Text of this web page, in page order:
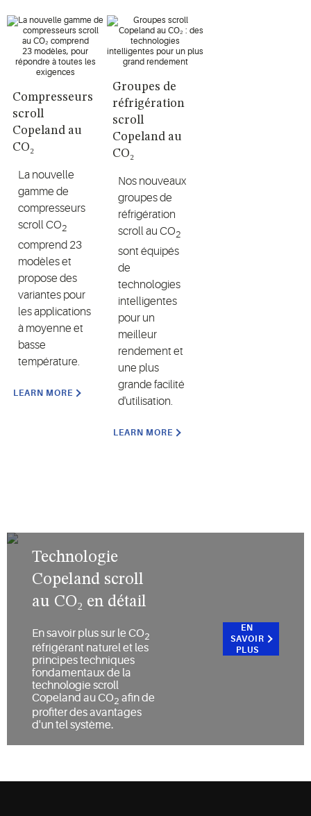
Compresseurs
scroll
Copeland au
CO₂
La nouvelle
gamme de
compresseurs
scroll CO2
comprend 23
modèles et
propose des
variantes pour
les applications
à moyenne et
basse
température.
LEARN MORE
Groupes de
réfrigération
scroll
Copeland au
CO₂
Nos nouveaux
groupes de
réfrigération
scroll au CO2
sont équipés
de
technologies
intelligentes
pour un
meilleur
rendement et
une plus
grande facilité
d'utilisation.
LEARN MORE
Technologie
Copeland scroll
au CO₂ en détail
En savoir plus sur le CO2
réfrigérant naturel et les
principes techniques
fondamentaux de la
technologie scroll
Copeland au CO2 afin de
profiter des avantages
d'un tel système.
EN
SAVOIR
PLUS